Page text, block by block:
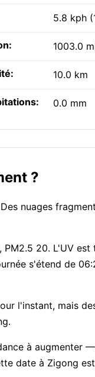
5.8 kph
1003.0
10.0 km
0.0 mm
?
nuages
20. L'UV
s'étend de
l'instant, mais
à augmenter
date à Zigong